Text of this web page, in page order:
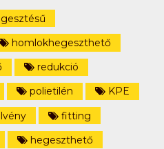
homlokhegeszthető
redukció
polietilén
KPE
fitting
hegeszthető